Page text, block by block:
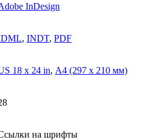
InDesign
, INDT, PDF
18 x 24 in, А4 (297 x 210 мм)
на шрифты